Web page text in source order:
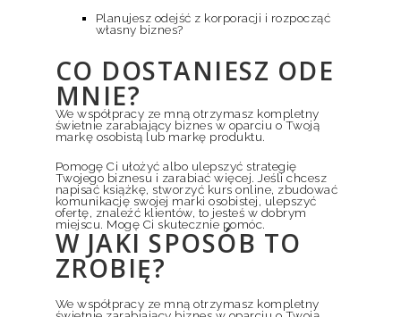
Planujesz odejść z korporacji i rozpocząć
własny biznes?
CO DOSTANIESZ ODE
MNIE?
We współpracy ze mną otrzymasz kompletny
świetnie zarabiający biznes w oparciu o Twoją
markę osobistą lub markę produktu.
Pomogę Ci ułożyć albo ulepszyć strategię
Twojego biznesu i zarabiać więcej. Jeśli chcesz
napisać książkę, stworzyć kurs online, zbudować
komunikację swojej marki osobistej, ulepszyć
ofertę, znaleźć klientów, to jesteś w dobrym
miejscu. Mogę Ci skutecznie pomóc.
W JAKI SPOSÓB TO
ZROBIĘ?
We współpracy ze mną otrzymasz kompletny